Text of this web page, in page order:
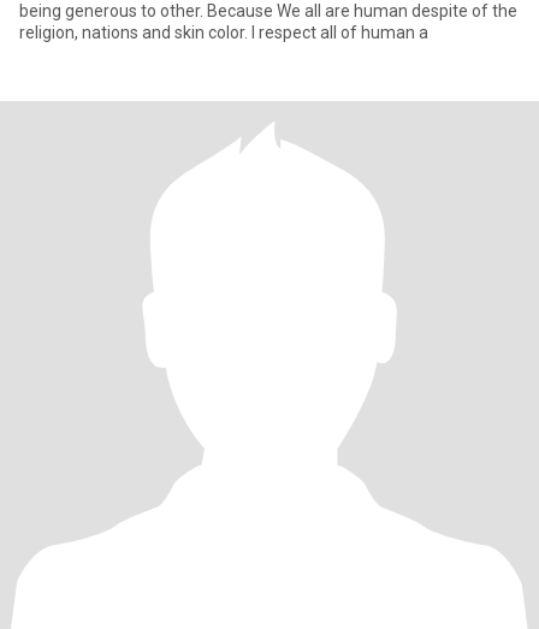
being generous to other. Because We all are human despite of the
religion, nations and skin color. I respect all of human a